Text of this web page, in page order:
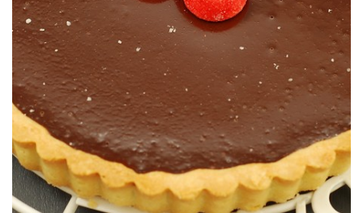
LA TARTE AU CHOCOLAT FACILE DE
PHILIPPE CONTICINI